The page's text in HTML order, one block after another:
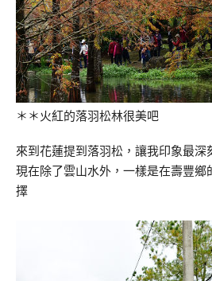
＊＊火紅的落羽松林很美吧
來到花蓮提到落羽松，讓我印象最深
現在除了雲山水外，一樣是在壽豐鄉
擇